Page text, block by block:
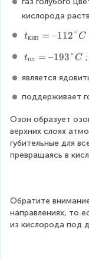
=
4
кислорода
t
{
и
п
=
–
1
1
tкип = –112°C
t
{
}
=
–
1
9
C
tпл = –193°C ;
является
поддерживает
Озон образует
верхних слоях
губительные для
превращаясь в
Обратите
направлениях, то
из кислорода под